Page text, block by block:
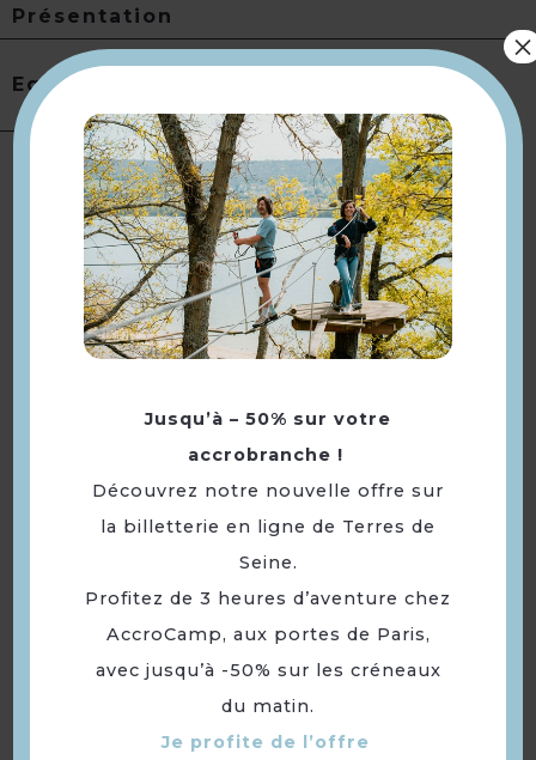
Présentation
Equipement
Langues Langue(s) parlée(s) :Français
À voir aussi ...
Restaurant O Val Do
Tamega
Jusqu’à – 50% sur votre
accrobranche !
Découvrez notre nouvelle offre sur
la billetterie en ligne de Terres de
Seine.
Profitez de 3 heures d’aventure chez
AccroCamp, aux portes de Paris,
avec jusqu’à -50% sur les créneaux
du matin.
Je profite de l’offre
×